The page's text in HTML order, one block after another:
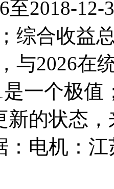
至2018-
综合收益
与2026在
是一个极
新的状态
：电机：